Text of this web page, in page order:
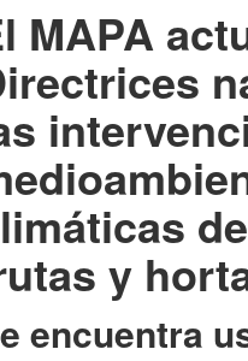
MAPA
y
encuentra